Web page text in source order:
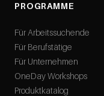
PROGRAMME
Für Arbeitssuchende
Für Berufstätige
Für Unternehmen
OneDay Workshops
Produktkatalog